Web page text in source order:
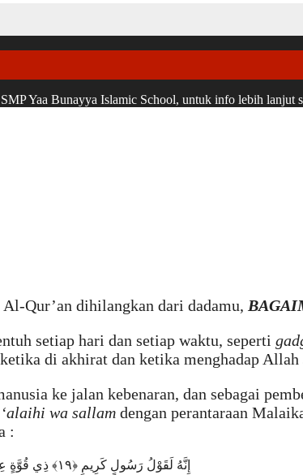
Yaa Bunayya Islamic School, untuk info lebih lanjut
Qur’an dihilangkan dari dadamu,
setiap hari dan setiap waktu, seperti
di akhirat dan ketika menghadap Allah
ke jalan kebenaran, dan sebagai
wa sallam dengan perantaraan
: